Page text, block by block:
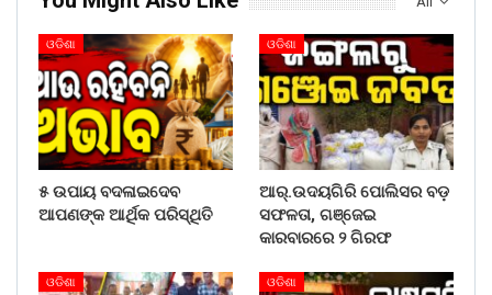
ଓଡିଶା
୫ ଉପାୟ ବଦଳାଇଦେବ
ଆପଣଙ୍କ ଆର୍ଥିକ ପରିସ୍ଥିତି
ଓଡିଶା
ଆର୍.ଉଦୟଗିରି ପୋଲିସର ବଡ଼
ସଫଳତା, ଗଞ୍ଜେଇ
କାରବାରରେ ୨ ଗିରଫ
ଓଡିଶା ଓଡିଶା